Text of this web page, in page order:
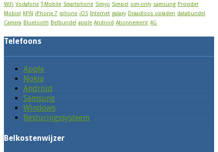
WiFi Vodafone T-Mobile Smartphone Simyo Simpel sim-only samsung Provider
Mobiel KPN iPhone 7 iphone iOS Internet galaxy Draadloos opladen databundel
Camera Bluetooth Belbundel apple Android Abonnement 4G
Telefoons
Apple
Nokia
Android
Samsung
Windows
Besturingssysteem
Belkostenwijzer